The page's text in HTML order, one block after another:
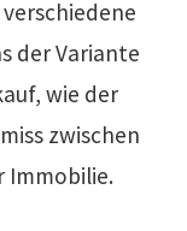
der Variante
wie der
zwischen
Immobilie.